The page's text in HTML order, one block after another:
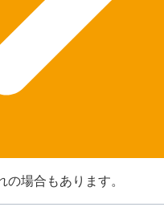
場合もあります。